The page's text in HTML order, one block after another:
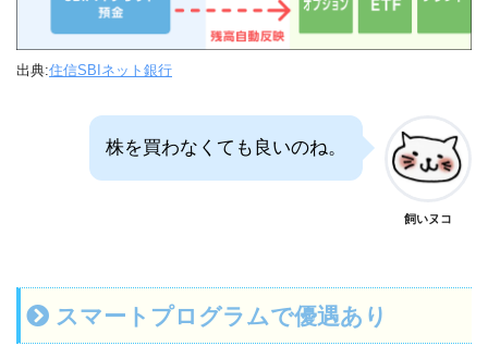
出典:住信SBIネット銀行
株を買わなくても良いのね。
飼いヌコ
スマートプログラムで優遇あり